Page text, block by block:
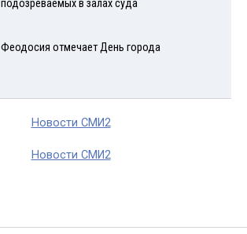
подозреваемых в залах суда
Феодосия отмечает День города
Новости СМИ2
Новости СМИ2